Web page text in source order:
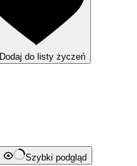
Dodaj do listy życzeń
Szybki podgląd